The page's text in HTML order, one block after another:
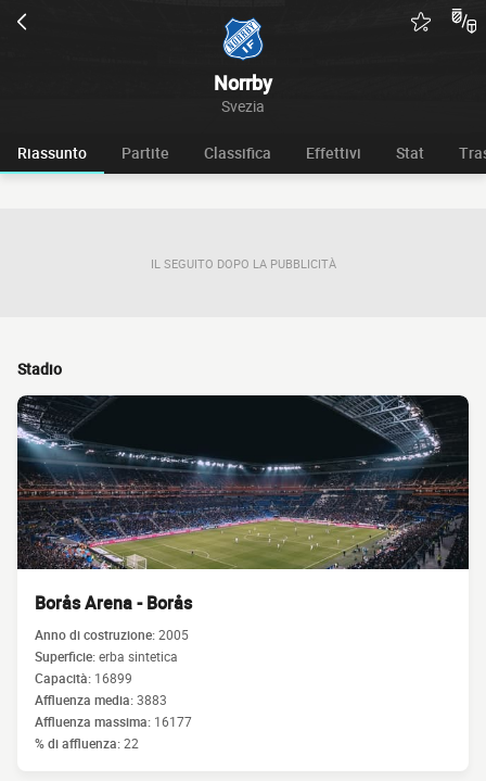
Norrby
Svezia
Riassunto Partite Classifica Effettivi Stat
IL SEGUITO DOPO LA PUBBLICITÀ
Stadio
Borås Arena - Borås
Anno di costruzione:2005
Superficie:erba sintetica
Capacità: 16899
Affluenza media:3883
Affluenza massima: 16177
% di affluenza:22